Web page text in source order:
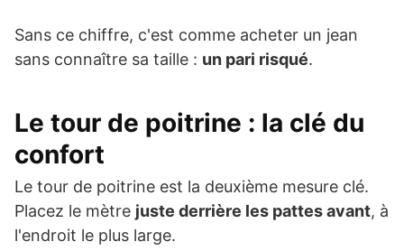
Sans ce chiffre, c'est comme acheter un jean
sans connaître sa taille : un pari risqué.
Le tour de poitrine : la clé du
confort
Le tour de poitrine est la deuxième mesure clé.
Placez le mètre juste derrière les pattes avant, à
l'endroit le plus large.